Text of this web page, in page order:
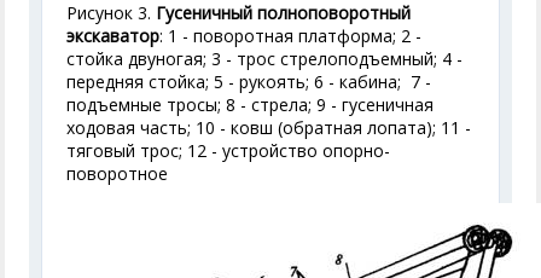
Рисунок 3. Гусеничный полноповоротный
экскаватор: 1 - поворотная платформа; 2 -
стойка двуногая; 3 - трос стрелоподъемный; 4 -
передняя стойка; 5 - рукоять; 6 - кабина; 7 -
подъемные тросы; 8 - стрела; 9 - гусеничная
ходовая часть; 10 - ковш (обратная лопата); 11 -
тяговый трос; 12 - устройство опорно-
поворотное